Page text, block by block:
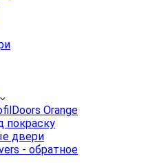
Orange
покраску
двери
- обратное